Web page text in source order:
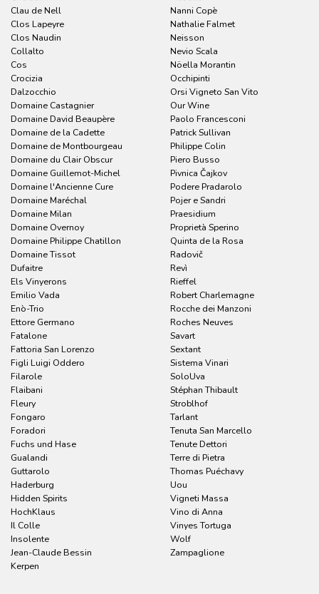
Clau de Nell
Clos Lapeyre
Clos Naudin
Collalto
Cos
Crocizia
Dalzocchio
Domaine Castagnier
Domaine David Beaupère
Domaine de la Cadette
Domaine de Montbourgeau
Domaine du Clair Obscur
Domaine Guillemot-Michel
Domaine l'Ancienne Cure
Domaine Maréchal
Domaine Milan
Domaine Overnoy
Domaine Philippe Chatillon
Domaine Tissot
Dufaitre
Els Vinyerons
Emilio Vada
Enò-Trio
Ettore Germano
Fatalone
Fattoria San Lorenzo
Figli Luigi Oddero
Filarole
Flaibani
Fleury
Fongaro
Foradori
Fuchs und Hase
Gualandi
Guttarolo
Haderburg
Hidden Spirits
HochKlaus
Il Colle
Insolente
Jean-Claude Bessin
Kerpen
Nanni Copè
Nathalie Falmet
Neisson
Nevio Scala
Nöella Morantin
Occhipinti
Orsi Vigneto San Vito
Our Wine
Paolo Francesconi
Patrick Sullivan
Philippe Colin
Piero Busso
Pivnica Čajkov
Podere Pradarolo
Pojer e Sandri
Praesidium
Proprietà Sperino
Quinta de la Rosa
Radovič
Revì
Rieffel
Robert Charlemagne
Rocche dei Manzoni
Roches Neuves
Savart
Sextant
Sistema Vinari
SoloUva
Stéphan Thibault
Stroblhof
Tarlant
Tenuta San Marcello
Tenute Dettori
Terre di Pietra
Thomas Puéchavy
Uou
Vigneti Massa
Vino di Anna
Vinyes Tortuga
Wolf
Zampaglione